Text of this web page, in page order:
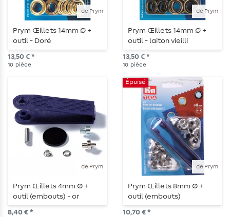
de Prym
Prym Œillets 14mm Ø +
outil - Doré
13,50 € *
10 pièce
de Prym
Prym Œillets 14mm Ø +
outil - laiton vieilli
13,50 € *
10 pièce
de Prym
Prym Œillets 4mm Ø +
outil (embouts) - or
8,40 € *
de Prym
Épuisé
Prym Œillets 8mm Ø +
outil (embouts)
10,70 € *